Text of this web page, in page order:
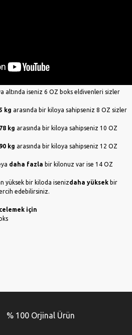
altında iseniz 6 OZ boks eldivenleri sizler
kg arasında bir kiloya sahipseniz 8 OZ sizler
78 kg arasında bir kiloya sahipseniz 10 OZ
90 kg arasında bir kiloya sahipseniz 12 OZ
daha fazla bir kilonuz var ise 14 OZ
yüksek bir kiloda isenizdaha yüksek bir
edebilirsiniz.
için
% 100 Orjinal Ürün